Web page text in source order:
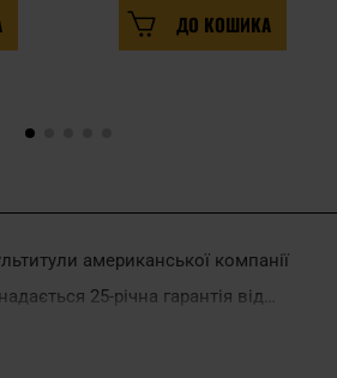
ДО КОШИКА
американської компанії
25-річна гарантія від
найвища якість, надійність і